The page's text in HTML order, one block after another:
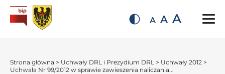
A A A
Strona główna > Uchwały DRL i Prezydium DRL > Uchwały 2012 >
Uchwała Nr 99/2012 w sprawie zawieszenia naliczania...